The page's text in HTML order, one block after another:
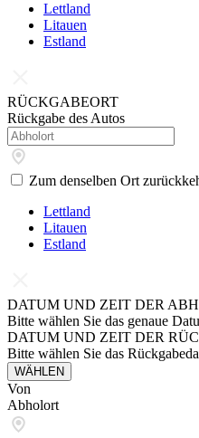
Lettland
Litauen
Estland
RÜCKGABEORT
Rückgabe des Autos
Zum denselben Ort
Lettland
Litauen
Estland
DATUM UND ZEIT DER
Bitte wählen Sie das genaue
DATUM UND ZEIT DER
Bitte wählen Sie das
WÄHLEN
Von
Abholort